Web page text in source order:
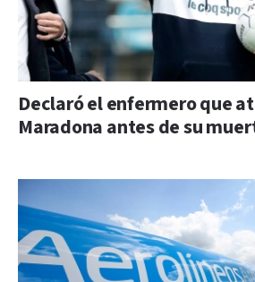
Declaró el enfermero que
Maradona antes de su